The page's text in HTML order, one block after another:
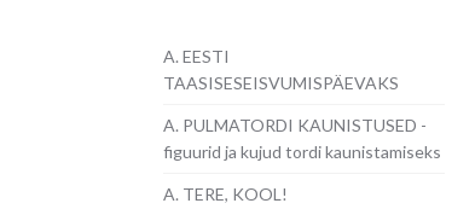
A. EESTI
TAASISESEISVUMISPÄEVAKS
A. PULMATORDI KAUNISTUSED -
figuurid ja kujud tordi kaunistamiseks
A. TERE, KOOL!